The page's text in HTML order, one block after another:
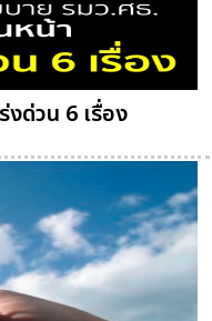
งด่วน 6 เรื่อง